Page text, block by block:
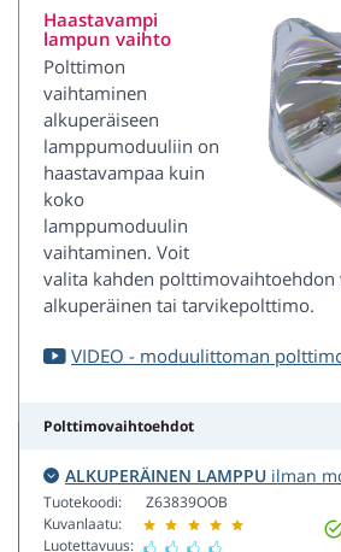
Haastavampi
lampun vaihto
Polttimon
vaihtaminen
alkuperäiseen
lamppumoduuliin on
haastavampaa kuin
koko
lamppumoduulin
vaihtaminen. Voit
valita kahden polttimovaihtoehdon
alkuperäinen tai tarvikepolttimo.
VIDEO - moduulittoman
Polttimovaihtoehdot
ALKUPERÄINEN LAMPPU ilman
Tuotekoodi:
Kuvanlaatu:
Luotettavuus:
Z63839OOB